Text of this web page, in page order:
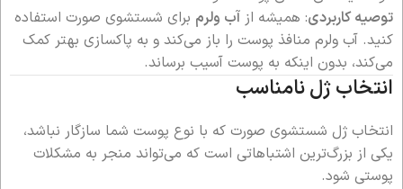
توصیه کاربردی: همیشه از آب ولرم برای شستشوی صورت استفاده
کنید. آب ولرم منافذ پوست را باز می‌کند و به پاکسازی بهتر کمک
می‌کند، بدون اینکه به پوست آسیب برساند.
انتخاب ژل نامناسب
انتخاب ژل شستشوی صورت که با نوع پوست شما سازگار نباشد،
یکی از بزرگ‌ترین اشتباهاتی است که می‌تواند منجر به مشکلات
پوستی شود.